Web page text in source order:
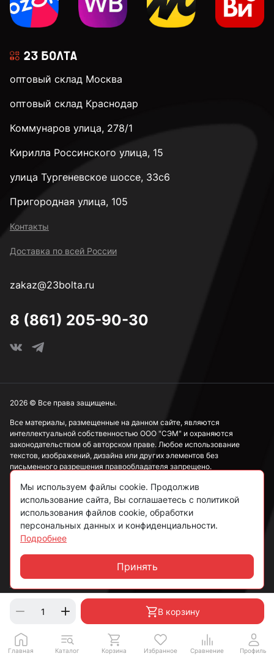
В корзину
оптовый склад Москва
оптовый склад Краснодар
Коммунаров улица, 278/1
Кирилла Россинского улица, 15
улица Тургеневское шоссе, 33с6
Пригородная улица, 105
Контакты
Доставка по всей России
zakaz@23bolta.ru
8 (861) 205-90-30
Все материалы, размещенные на данном сайте, являются
интеллектуальной собственностью ООО "СЭМ" и охраняются
законодательством об авторском праве. Любое использование
текстов, изображений, дизайна или других элементов без
письменного разрешения правообладателя запрещено.
Информация, представленная на сайте, носит исключительно
ознакомительный характер и не может рассматриваться как
публичная оферта в соответствии со ст. 437 ГК РФ.
Политика конфиденциальности
Согласие на обработку данных
Пользовательское соглашение
2026 © Все права защищены.
Главная Каталог Корзина Избранное Сравнение Профиль
Мы используем файлы cookie. Продолжив
использование сайта, Вы соглашаетесь с политикой
использования файлов cookie, обработки
персональных данных и конфиденциальности.
Подробнее
Принять
Чат